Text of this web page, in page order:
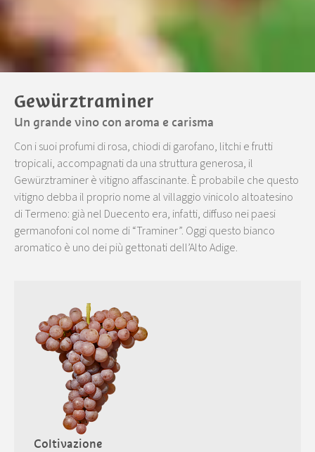
Gewürztraminer
Un grande vino con aroma e carisma
Con i suoi profumi di rosa, chiodi di garofano, litchi e frutti
tropicali, accompagnati da una struttura generosa, il
Gewürztraminer è vitigno affascinante. È probabile che questo
vitigno debba il proprio nome al villaggio vinicolo altoatesino
di Termeno: già nel Duecento era, infatti, diffuso nei paesi
germanofoni col nome di “Traminer”. Oggi questo bianco
aromatico è uno dei più gettonati dell’Alto Adige.
Coltivazione